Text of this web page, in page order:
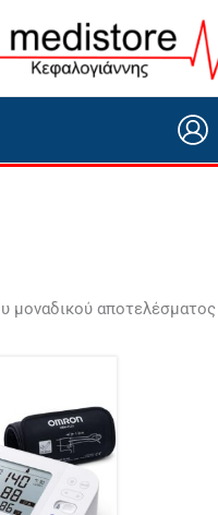
μοναδικού αποτελέσματος